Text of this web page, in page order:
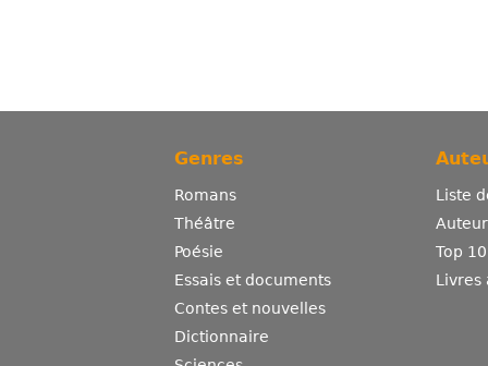
Genres
Romans
Théâtre
Poésie
Essais et documents
Contes et nouvelles
Dictionnaire
Liste
Top
Livres